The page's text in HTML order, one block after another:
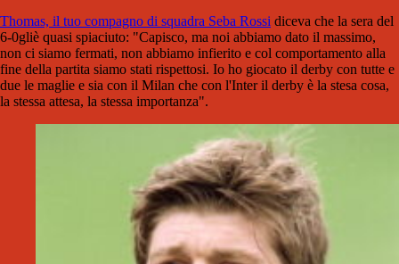
Thomas, il tuo compagno di squadra Seba Rossi diceva che la sera del
6-0gliè quasi spiaciuto: "Capisco, ma noi abbiamo dato il massimo,
non ci siamo fermati, non abbiamo infierito e col comportamento alla
fine della partita siamo stati rispettosi. Io ho giocato il derby con tutte e
due le maglie e sia con il Milan che con l'Inter il derby è la stesa cosa,
la stessa attesa, la stessa importanza".